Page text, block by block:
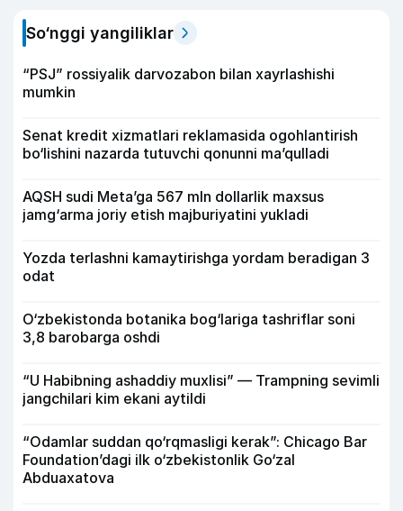
So‘nggi yangiliklar
“PSJ” rossiyalik darvozabon bilan xayrlashishi
mumkin
Senat kredit xizmatlari reklamasida ogohlantirish
bo‘lishini nazarda tutuvchi qonunni ma’qulladi
AQSH sudi Meta’ga 567 mln dollarlik maxsus
jamg‘arma joriy etish majburiyatini yukladi
Yozda terlashni kamaytirishga yordam beradigan 3
odat
O‘zbekistonda botanika bog‘lariga tashriflar soni
3,8 barobarga oshdi
“U Habibning ashaddiy muxlisi” — Trampning sevimli
jangchilari kim ekani aytildi
“Odamlar suddan qo‘rqmasligi kerak”: Chicago Bar
Foundation’dagi ilk o‘zbekistonlik Go‘zal
Abduaxatova